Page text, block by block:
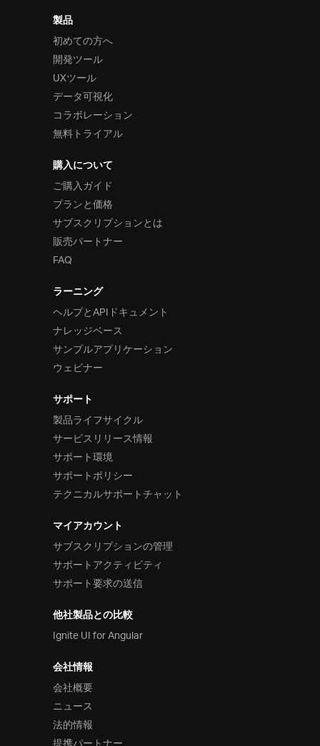
製品
初めての方へ
開発ツール
UXツール
データ可視化
コラボレーション
無料トライアル
購入について
ご購入ガイド
プランと価格
サブスクリプションとは
販売パートナー
FAQ
ラーニング
ヘルプとAPIドキュメント
ナレッジベース
サンプルアプリケーション
ウェビナー
サポート
製品ライフサイクル
サービスリリース情報
サポート環境
サポートポリシー
テクニカルサポートチャット
マイアカウント
サブスクリプションの管理
サポートアクティビティ
サポート要求の送信
他社製品との比較
Ignite UI for Angular
会社情報
会社概要
ニュース
法的情報